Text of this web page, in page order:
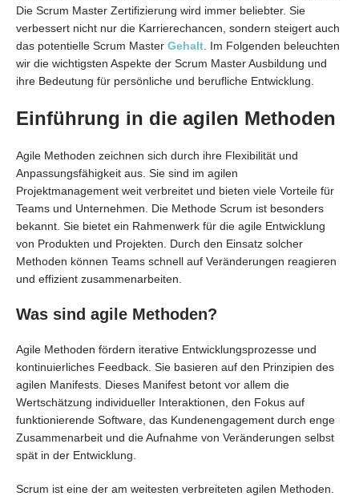
Die Scrum Master Zertifizierung wird immer beliebter. Sie
verbessert nicht nur die Karrierechancen, sondern steigert auch
das potentielle Scrum Master Gehalt . Im Folgenden beleuchten
wir die wichtigsten Aspekte der Scrum Master Ausbildung und
ihre Bedeutung für persönliche und berufliche Entwicklung.
Einführung in die agilen Methoden
Agile Methoden zeichnen sich durch ihre Flexibilität und
Anpassungsfähigkeit aus. Sie sind im agilen
Projektmanagement weit verbreitet und bieten viele Vorteile für
Teams und Unternehmen. Die Methode Scrum ist besonders
bekannt. Sie bietet ein Rahmenwerk für die agile Entwicklung
von Produkten und Projekten. Durch den Einsatz solcher
Methoden können Teams schnell auf Veränderungen reagieren
und effizient zusammenarbeiten.
Was sind agile Methoden?
Agile Methoden fördern iterative Entwicklungsprozesse und
kontinuierliches Feedback. Sie basieren auf den Prinzipien des
agilen Manifests. Dieses Manifest betont vor allem die
Wertschätzung individueller Interaktionen, den Fokus auf
funktionierende Software, das Kundenengagement durch enge
Zusammenarbeit und die Aufnahme von Veränderungen selbst
spät in der Entwicklung.
Scrum ist eine der am weitesten verbreiteten agilen Methoden.